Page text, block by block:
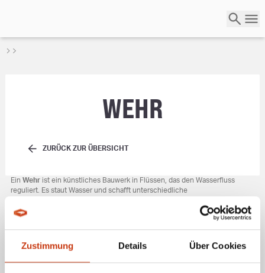
Zustimmung Details Über Cookies
WEHR
ZURÜCK ZUR ÜBERSICHT
Ein Wehrist ein künstliches Bauwerk in Flüssen, das den Wasserfluss
reguliert. Es staut Wasser und schafft unterschiedliche
tummeln sich viele Fischarten, da die Strömung Futter ins Wasser spült und
Lebensräume schafft. Unterhalb des Wehres findest du oft Kehrwasser und
Gumpen, die ideale Standorte für Raubfische wie Hechte und Zander
bieten. Diese Fische nutzen die Strömung, um Beute zu jagen. Beim
Angeln am Wehr sind Wobbler, Blinker oder Gummifische effektiveKöder,
die in den Strömungsschatten geworfen werden sollten. Die besten